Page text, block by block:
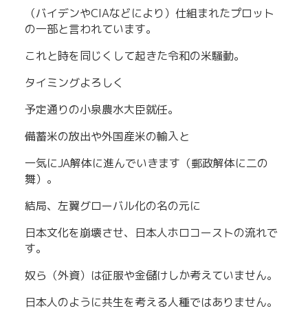
（バイデンやCIAなどにより）仕組まれたプロット
の一部と言われています。
これと時を同じくして起きた令和の米騒動。
タイミングよろしく
予定通りの小泉農水大臣就任。
備蓄米の放出や外国産米の輸入と
一気にJA解体に進んでいきます（郵政解体に二の
舞）。
結局、左翼グローバル化の名の元に
日本文化を崩壊させ、日本人ホロコーストの流れで
す。
奴ら（外資）は征服や金儲けしか考えていません。
日本人のように共生を考える人種ではありません。